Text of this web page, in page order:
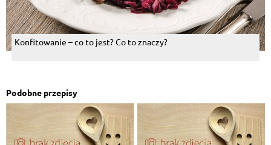
Konfitowanie – co to jest? Co to znaczy?
Podobne przepisy